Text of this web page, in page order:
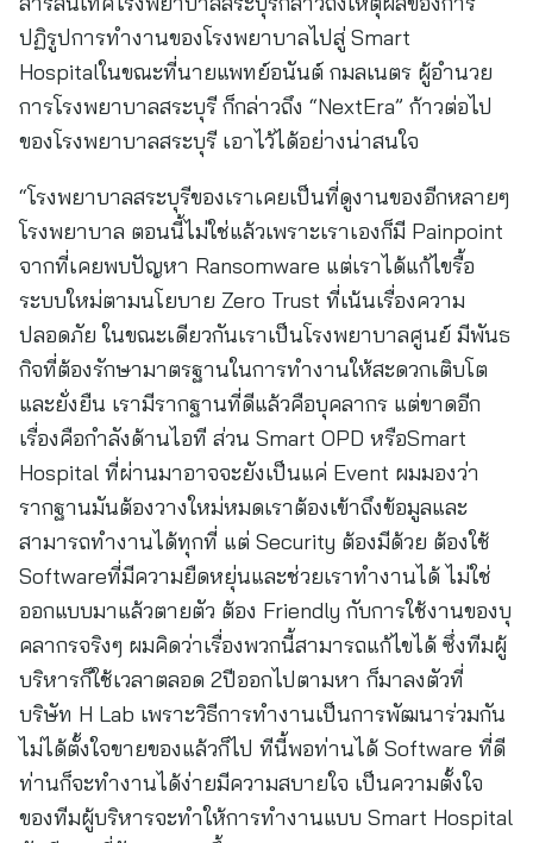
ปฏิรูปการทำงานของโรงพยาบาลไปสู่ Smart
Hospitalในขณะที่นายแพทย์อนันต์ กมลเนตร ผู้อำนวย
การโรงพยาบาลสระบุรี ก็กล่าวถึง “NextEra” ก้าวต่อไป
ของโรงพยาบาลสระบุรี เอาไว้ได้อย่างน่าสนใจ
“โรงพยาบาลสระบุรีของเราเคยเป็นที่ดูงานของอีกหลายๆ
โรงพยาบาล ตอนนี้ไม่ใช่แล้วเพราะเราเองก็มี Painpoint
จากที่เคยพบปัญหา Ransomware แต่เราได้แก้ไขรื้อ
ระบบใหม่ตามนโยบาย Zero Trust ที่เน้นเรื่องความ
ปลอดภัย ในขณะเดียวกันเราเป็นโรงพยาบาลศูนย์ มีพันธ
กิจที่ต้องรักษามาตรฐานในการทำงานให้สะดวกเติบโต
และยั่งยืน เรามีรากฐานที่ดีแล้วคือบุคลากร แต่ขาดอีก
เรื่องคือกำลังด้านไอที ส่วน Smart OPD หรือSmart
Hospital ที่ผ่านมาอาจจะยังเป็นแค่ Event ผมมองว่า
รากฐานมันต้องวางใหม่หมดเราต้องเข้าถึงข้อมูลและ
สามารถทำงานได้ทุกที่ แต่ Security ต้องมีด้วย ต้องใช้
Softwareที่มีความยืดหยุ่นและช่วยเราทำงานได้ ไม่ใช่
ออกแบบมาแล้วตายตัว ต้อง Friendly กับการใช้งานของบุ
คลากรจริงๆ ผมคิดว่าเรื่องพวกนี้สามารถแก้ไขได้ ซึ่งทีมผู้
บริหารก็ใช้เวลาตลอด 2ปีออกไปตามหา ก็มาลงตัวที่
บริษัท H Lab เพราะวิธีการทำงานเป็นการพัฒนาร่วมกัน
ไม่ได้ตั้งใจขายของแล้วก็ไป ทีนี้พอท่านได้ Software ที่ดี
ท่านก็จะทำงานได้ง่ายมีความสบายใจ เป็นความตั้งใจ
ของทีมผู้บริหารจะทำให้การทำงานแบบ Smart Hospital